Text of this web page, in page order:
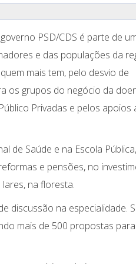
PSD/CDS é parte de
e das populações da
mais tem, pelo desvio de
os grupos do negócio da
Privadas e pelos apoios
de Saúde e na Escola
e pensões, no
na floresta.
discussão na especialidade.
mais de 500 propostas para